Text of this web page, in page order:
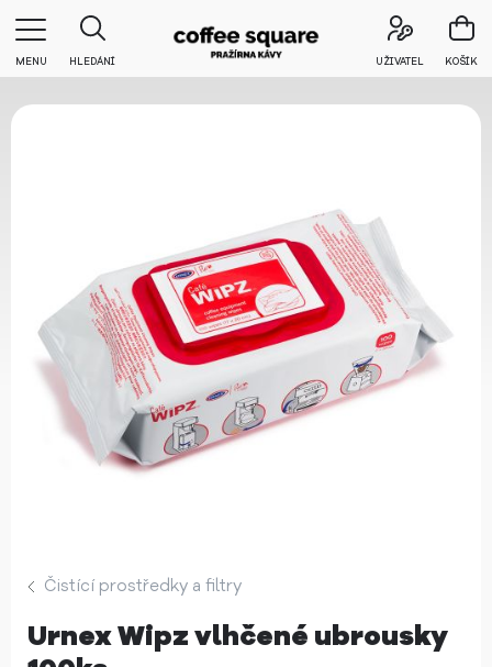
MENU HLEDÁNÍ UŽIVATEL KOŠÍK
Čistící prostředky a filtry
Urnex Wipz vlhčené ubrousky